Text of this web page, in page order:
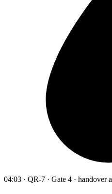
04:03 · QR-7 · Gate 4 · handover